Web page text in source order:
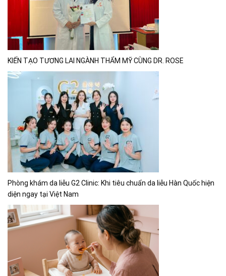
KIẾN TẠO TƯƠNG LAI NGÀNH THẨM MỸ CÙNG DR. ROSE
Phòng khám da liễu G2 Clinic: Khi tiêu chuẩn da liễu Hàn Quốc hiện
diện ngay tại Việt Nam